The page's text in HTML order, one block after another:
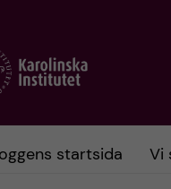
startsida Vi